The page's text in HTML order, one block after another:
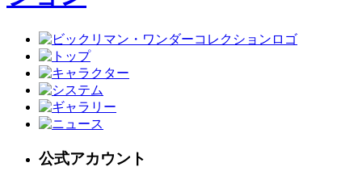
公式アカウント